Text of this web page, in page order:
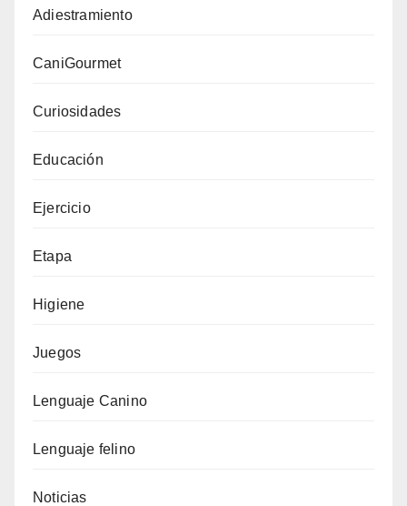
Adiestramiento
CaniGourmet
Curiosidades
Educación
Ejercicio
Etapa
Higiene
Juegos
Lenguaje Canino
Lenguaje felino
Noticias